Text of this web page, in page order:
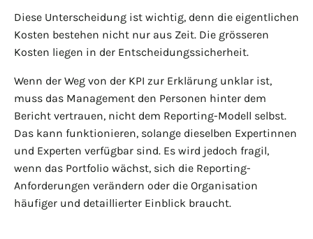
Diese Unterscheidung ist wichtig, denn die eigentlichen
Kosten bestehen nicht nur aus Zeit. Die grösseren
Kosten liegen in der Entscheidungssicherheit.
Wenn der Weg von der KPI zur Erklärung unklar ist,
muss das Management den Personen hinter dem
Bericht vertrauen, nicht dem Reporting-Modell selbst.
Das kann funktionieren, solange dieselben Expertinnen
und Experten verfügbar sind. Es wird jedoch fragil,
wenn das Portfolio wächst, sich die Reporting-
Anforderungen verändern oder die Organisation
häufiger und detaillierter Einblick braucht.